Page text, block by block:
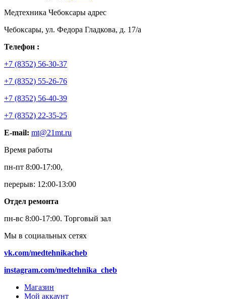
Медтехника Чебоксары адрес
Чебоксары, ул. Федора Гладкова, д. 17/а
Телефон :
+7 (8352) 56-30-37
+7 (8352) 55-26-76
+7 (8352) 56-40-39
+7 (8352) 22-35-25
E-mail: mt@21mt.ru
Время работы
пн-пт 8:00-17:00,
перерыв: 12:00-13:00
Отдел ремонта
пн-вс 8:00-17:00. Торговый зал
Мы в социальных сетях
vk.com/medtehnikacheb
instagram.com/medtehnika_cheb
Магазин
Мой аккаунт